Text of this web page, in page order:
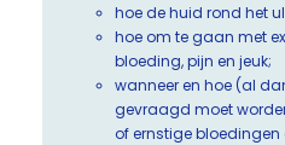
hoe de huid rond het
hoe om te gaan met
bloeding, pijn en jeuk;
wanneer en hoe (al
gevraagd moet
of ernstige